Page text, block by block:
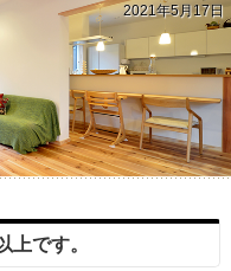
2021年5月17日
上です。